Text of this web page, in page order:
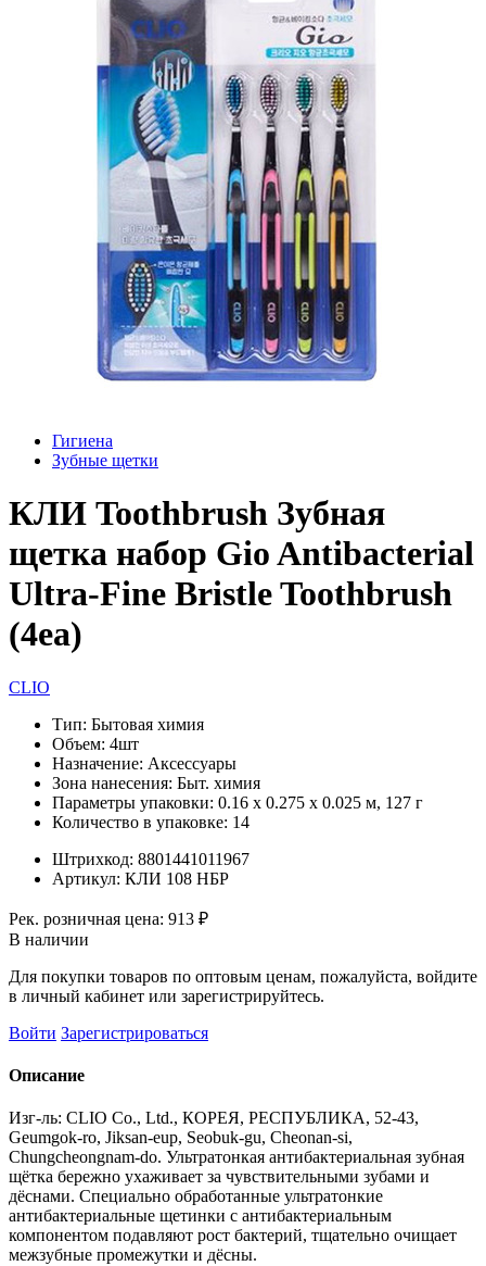
Гигиена
Зубные щетки
КЛИ Toothbrush Зубная
щетка набор Gio Antibacterial
Ultra-Fine Bristle Toothbrush
(4ea)
CLIO
Тип: Бытовая химия
Объем: 4шт
Назначение: Аксессуары
Зона нанесения: Быт. химия
Параметры упаковки: 0.16 x 0.275 x 0.025 м, 127 г
Количество в упаковке: 14
Штрихкод: 8801441011967
Артикул: КЛИ 108 НБР
Рек. розничная цена: 913 ₽
В наличии
Для покупки товаров по оптовым ценам, пожалуйста, войдите
в личный кабинет или зарегистрируйтесь.
Войти Зарегистрироваться
Описание
Изг-ль: CLIO Co., Ltd., КОРЕЯ, РЕСПУБЛИКА, 52-43,
Geumgok-ro, Jiksan-eup, Seobuk-gu, Cheonan-si,
Chungcheongnam-do. Ультратонкая антибактериальная зубная
щётка бережно ухаживает за чувствительными зубами и
дёснами. Специально обработанные ультратонкие
антибактериальные щетинки с антибактериальным
компонентом подавляют рост бактерий, тщательно очищает
межзубные промежутки и дёсны.